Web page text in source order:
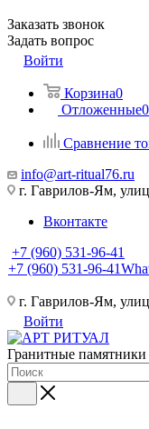
Заказать звонок
Задать вопрос
Войти
Корзина0
Отложенные0
Сравнение
info@art-ritual76.ru
г. Гаврилов-Ям,
Вконтакте
+7 (960) 531-96-41
+7 (960) 531-96-41
г. Гаврилов-Ям,
Войти
Гранитные